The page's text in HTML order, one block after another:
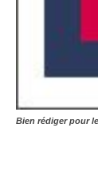
Bien rédiger pour